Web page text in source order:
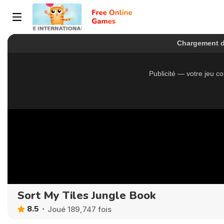
Sort My Tiles Jungle Book
8.5 Joué 189,747 fois